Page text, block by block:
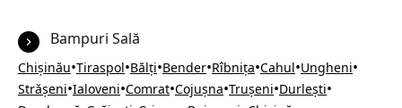
Bampuri Sală
Chișinău•Tiraspol•Bălți•Bender•Rîbnița•Cahul•Ungheni•
Strășeni•Ialoveni•Comrat•Cojușna•Trușeni•Durlești•